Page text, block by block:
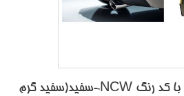
پک خشگير هیوندای i40 با کد رنگ NCW-سفيد(سفيد گرم